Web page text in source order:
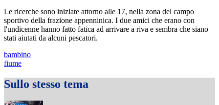
Le ricerche sono iniziate attorno alle 17, nella zona del campo
sportivo della frazione appenninica. I due amici che erano con
l'undicenne hanno fatto fatica ad arrivare a riva e sembra che siano
stati aiutati da alcuni pescatori.
bambino
fiume
Sullo stesso tema